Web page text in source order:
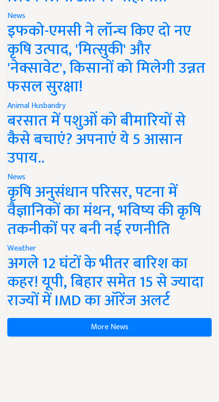
News
इफको-एमसी ने लॉन्च किए दो नए
कृषि उत्पाद, 'मित्सुकी' और
'नेक्सावेट', किसानों को मिलेगी उन्नत
फसल सुरक्षा!
Animal Husbandry
बरसात में पशुओं को बीमारियों से
कैसे बचाएं? अपनाएं ये 5 आसान
उपाय..
News
कृषि अनुसंधान परिसर, पटना में
वैज्ञानिकों का मंथन, भविष्य की कृषि
तकनीकों पर बनी नई रणनीति
Weather
अगले 12 घंटों के भीतर बारिश का
कहर! यूपी, बिहार समेत 15 से ज्यादा
राज्यों में IMD का ऑरेंज अलर्ट
More News